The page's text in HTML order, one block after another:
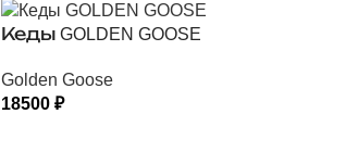
Кеды GOLDEN GOOSE
Golden Goose
18500 ₽